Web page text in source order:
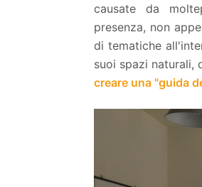
causate da
presenza, non
di tematiche
suoi spazi naturali,
creare una "guida